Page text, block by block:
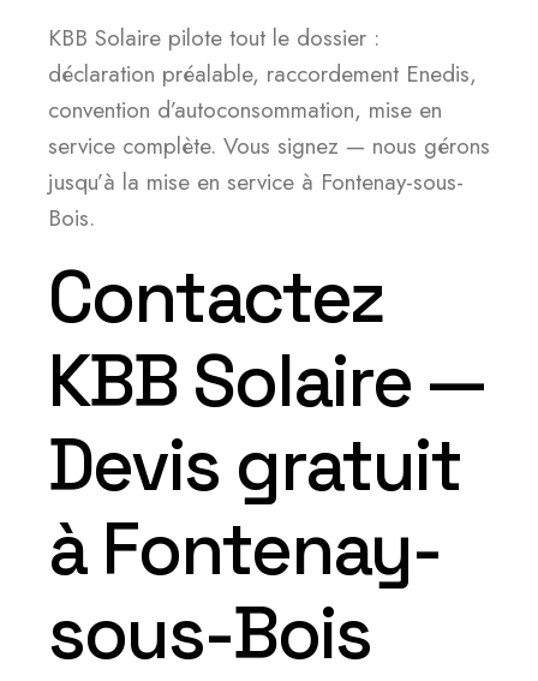
KBB Solaire pilote tout le dossier :
déclaration préalable, raccordement Enedis,
convention d’autoconsommation, mise en
service complète. Vous signez — nous gérons
jusqu’à la mise en service à Fontenay-sous-
Bois.
Contactez
KBB Solaire —
Devis gratuit
à Fontenay-
sous-Bois